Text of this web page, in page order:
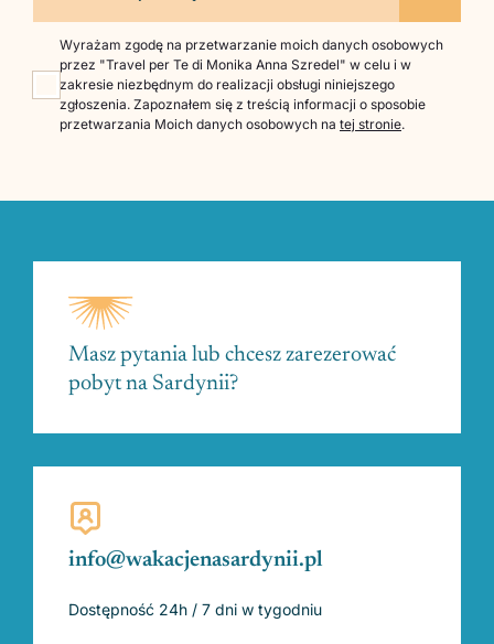
Wyrażam zgodę na przetwarzanie moich danych osobowych
przez "Travel per Te di Monika Anna Szredel" w celu i w
zakresie niezbędnym do realizacji obsługi niniejszego
zgłoszenia. Zapoznałem się z treścią informacji o sposobie
przetwarzania Moich danych osobowych na tej stronie.
Masz pytania lub chcesz zarezerować
pobyt na Sardynii?
info@wakacjenasardynii.pl
Dostępność 24h / 7 dni w tygodniu